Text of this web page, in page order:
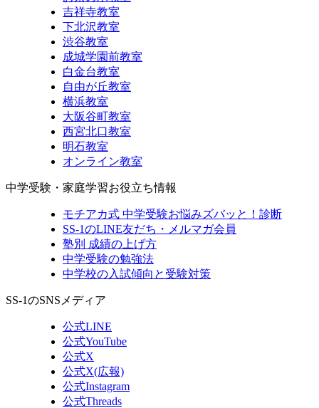
吉祥寺教室
下北沢教室
渋谷教室
成城学園前教室
白金台教室
自由が丘教室
横浜教室
大阪谷町教室
西宮北口教室
明石教室
オンライン教室
中学受験・家庭学習お役立ち情報
モチアカ式 中学受験お悩みズバッと！診断
SS-1のLINE友だち・メルマガ会員
塾別 成績の上げ方
中学受験の勉強法
中学校の入試傾向と受験対策
SS-1のSNSメディア
公式LINE
公式YouTube
公式X
公式X(広報)
公式Instagram
公式Threads